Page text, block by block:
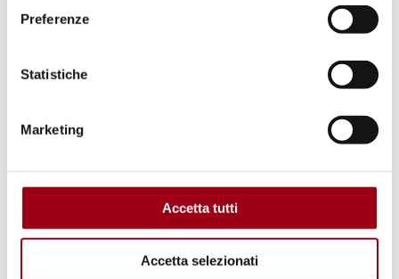
Preferenze
Statistiche
Marketing
Accetta tutti
Accetta selezionati